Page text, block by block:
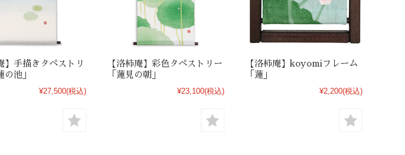
】手描きタペストリ
の池」
¥27,500(税込)
【洛柿庵】彩色タペストリー
「蓮見の朝」
¥23,100(税込)
【洛柿庵】koyomiフレーム
「蓮」
¥2,200(税込)